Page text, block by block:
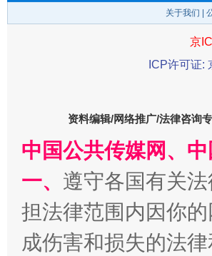
关于我们
京
ICP许可证:
资料编辑/网络推广/法律咨询专
中国公共传媒网、
一、 遵守各国有关
担法律范围内因你
成伤害和损失的法